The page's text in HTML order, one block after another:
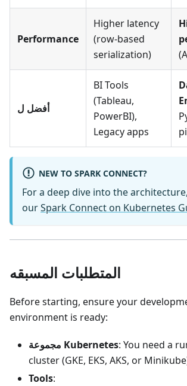
Performance
Higher latency
(row-based
serialization)
أفضل ل
BI Tools
(Tableau,
PowerBI),
Legacy apps
NEW TO SPARK CONNECT?
For a deep dive into the
ourSpark Connect on Kubernetes
المتطلبات المسبقه
Before starting, ensure your
environment is ready:
مجموعة Kubernetes: You need a
cluster (GKE, EKS, AKS, or
Tools: